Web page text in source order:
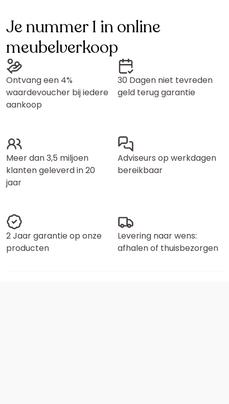
Je nummer 1 in online
meubelverkoop
Ontvang een 4%
waardevoucher bij iedere
aankoop
30 Dagen niet tevreden
geld terug garantie
Meer dan 3,5 miljoen
klanten geleverd in 20
jaar
Adviseurs op werkdagen
bereikbaar
2 Jaar garantie op onze
producten
Levering naar wens:
afhalen of thuisbezorgen